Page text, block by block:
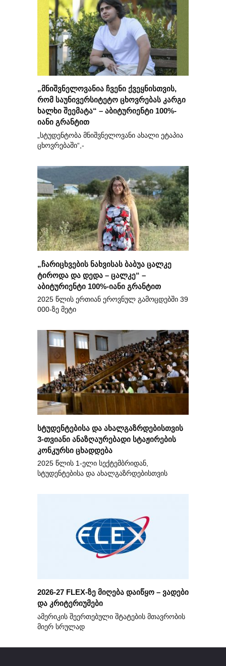
„მნიშვნელოვანია ჩვენი ქვეყნისთვის,
რომ საუნივერსიტეტო ცხოვრებას კარგი
ხალხი შეემატა“ – აბიტურიენტი 100%-
იანი გრანტით
„სტუდენტობა მნიშვნელოვანი ახალი ეტაპია
ცხოვრებაში“,-
„ჩარიცხვების ნახვისას ბაბუა ცალკე
ტიროდა და დედა – ცალკე“ –
აბიტურიენტი 100%-იანი გრანტით
2025 წლის ერთიან ეროვნულ გამოცდებში 39
000-ზე მეტი
სტუდენტებისა და ახალგაზრდებისთვის
3-თვიანი ანაზღაურებადი სტაჟირების
კონკურსი ცხადდება
2025 წლის 1-ელი სექტემბრიდან,
სტუდენტებისა და ახალგაზრდებისთვის
2026-27 FLEX-ზე მიღება დაიწყო – ვადები
და კრიტერიუმები
ამერიკის შეერთებული შტატების მთავრობის
მიერ სრულად